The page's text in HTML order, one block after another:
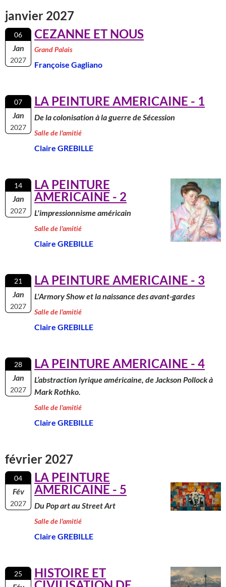
janvier 2027
06
Jan
2027
CEZANNE ET NOUS
Grand Palais
Françoise Gagliano
07
Jan
2027
LA PEINTURE AMERICAINE - 1
De la colonisation à la guerre de Sécession
Salle de l'amitié
Claire GREBILLE
14
Jan
2027
LA PEINTURE
AMERICAINE - 2
L'impressionnisme américain
Salle de l'amitié
Claire GREBILLE
21
Jan
2027
LA PEINTURE AMERICAINE - 3
L'Armory Show et la naissance des avant-gardes
Salle de l'amitié
Claire GREBILLE
28
Jan
2027
LA PEINTURE AMERICAINE - 4
L’abstraction lyrique américaine, de Jackson Pollock à
Mark Rothko.
Salle de l'amitié
Claire GREBILLE
février 2027
04
Fév
2027
LA PEINTURE
AMERICAINE - 5
Du Pop art au Street Art
Salle de l'amitié
Claire GREBILLE
25
HISTOIRE ET